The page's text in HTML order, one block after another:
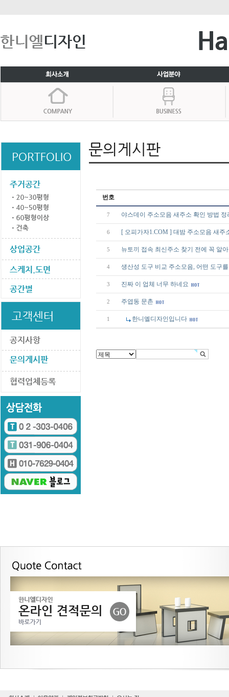
번호
7 야스데이 주소모음 새주소 확인 방법 정
6 [ 오피가자1.COM ] 대밤 주소모음 새
5 뉴토끼 접속 최신주소 찾기 전에 꼭 알
4 생산성 도구 비교 주소모음, 어떤 도구
3 진짜 이 업체 너무 하네요
2 주엽동 문촌
1 한니엘디자인입니다